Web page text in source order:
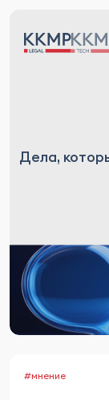
Дела,
#мнение